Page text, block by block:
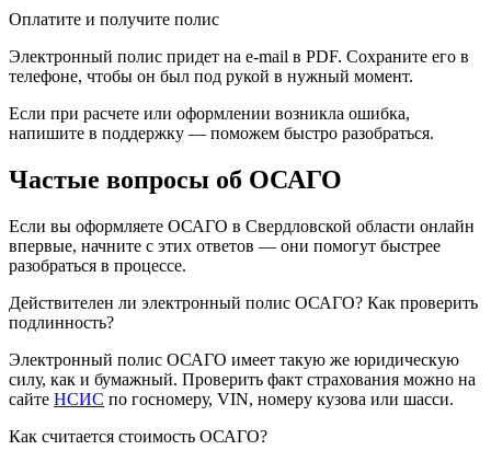
Оплатите и получите полис
Электронный полис придет на e-mail в PDF. Сохраните его в
телефоне, чтобы он был под рукой в нужный момент.
Если при расчете или оформлении возникла ошибка,
напишите в поддержку — поможем быстро разобраться.
Частые вопросы об ОСАГО
Если вы оформляете ОСАГО в Свердловской области онлайн
впервые, начните с этих ответов — они помогут быстрее
разобраться в процессе.
Действителен ли электронный полис ОСАГО? Как проверить
подлинность?
Электронный полис ОСАГО имеет такую же юридическую
силу, как и бумажный. Проверить факт страхования можно на
сайте НСИС по госномеру, VIN, номеру кузова или шасси.
Как считается стоимость ОСАГО?